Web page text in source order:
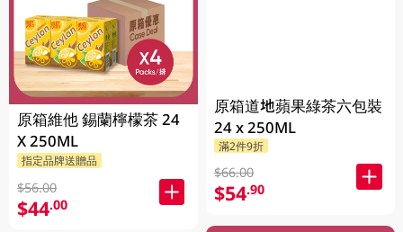
原箱維他 錫蘭檸檬茶 24
X 250ML
指定品牌送贈品
$56.00
$44.00
原箱道地蘋果綠茶六包裝
24 x 250ML
滿2件9折
$66.00
$54.90